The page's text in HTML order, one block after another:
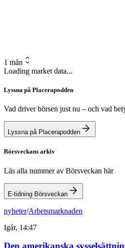
1 mån
Loading market data...
Lyssna på Placerapodden
Vad driver börsen just nu – och vad
Lyssna på Placerapodden
Börsveckans arkiv
Läs alla nummer av Börsveckan här
E-tidning Börsveckan
nyheter/Arbetsmarknaden
Igår, 14:47